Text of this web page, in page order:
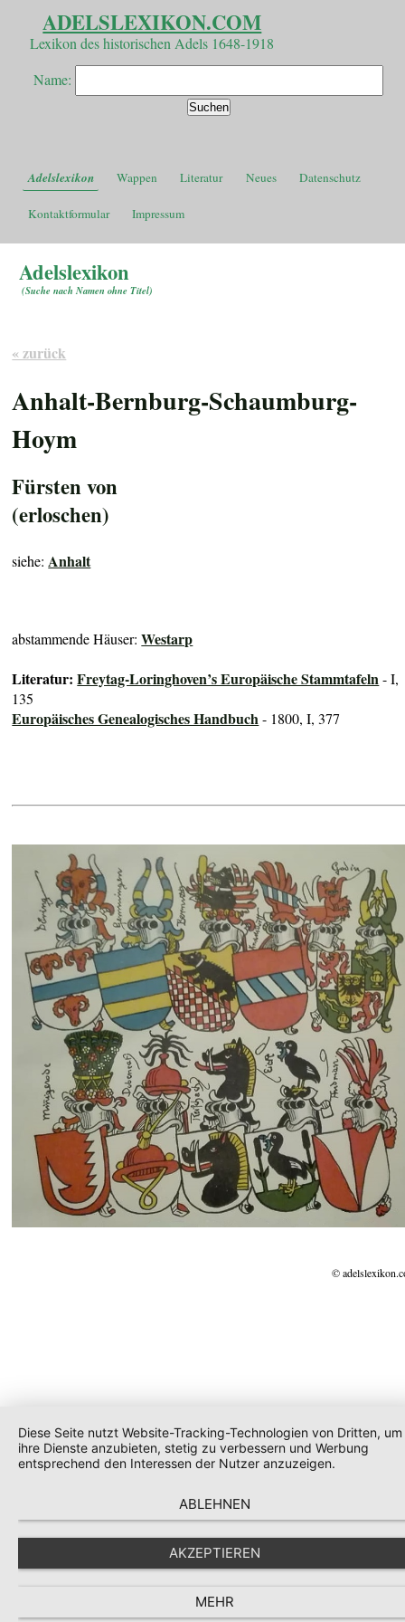
ADELSLEXIKON.COM
Lexikon des historischen Adels 1648-1918
Name:
Adelslexikon Wappen Literatur Neues Datenschutz
Kontaktformular Impressum
Adelslexikon
(Suche nach Namen ohne Titel)
« zurück
Anhalt-Bernburg-Schaumburg-
Hoym
Fürsten von
(erloschen)
siehe: Anhalt
abstammende Häuser:Westarp
Literatur:Freytag-Loringhoven’s Europäische Stammtafeln- I,
135
Europäisches Genealogisches Handbuch- 1800, I, 377
©
Diese Seite nutzt Website-Tracking-Technologien von Dritten, um
ihre Dienste anzubieten, stetig zu verbessern und Werbung
entsprechend den Interessen der Nutzer anzuzeigen.
ABLEHNEN
AKZEPTIEREN
MEHR